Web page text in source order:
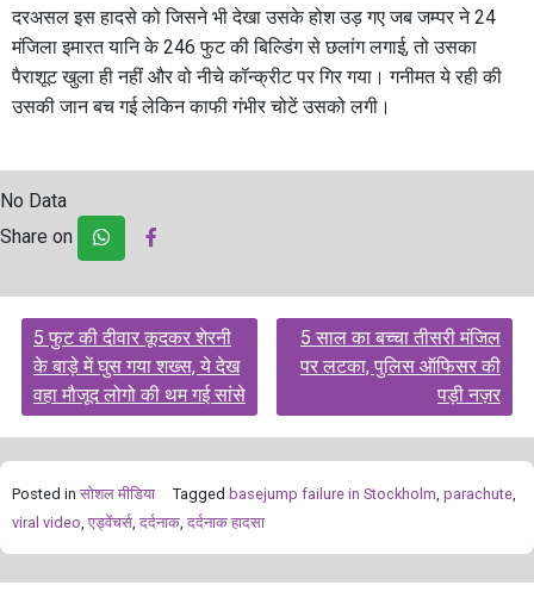
दरअसल इस हादसे को जिसने भी देखा उसके होश उड़ गए जब जम्पर ने 24
मंजिला इमारत यानि के 246 फुट की बिल्डिंग से छलांग लगाई, तो उसका
पैराशूट खुला ही नहीं और वो नीचे कॉन्क्रीट पर गिर गया। गनीमत ये रही की
उसकी जान बच गई लेकिन काफी गंभीर चोटें उसको लगी।
No Data
Share on
Post
navigation
5 फुट की दीवार कूदकर शेरनी
के बाड़े में घुस गया शख्स, ये देख
वहा मौजूद लोगो की थम गई सांसे
5 साल का बच्चा तीसरी मंजिल
पर लटका, पुलिस ऑफिसर की
पड़ी नज़र
Posted in सोशल मीडिया Tagged basejump failure in Stockholm, parachute,
viral video, एड्वेंचर्स, दर्दनाक, दर्दनाक हादसा